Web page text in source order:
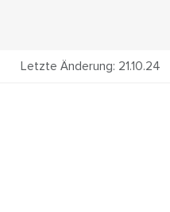
Letzte Änderung: 21.10.24